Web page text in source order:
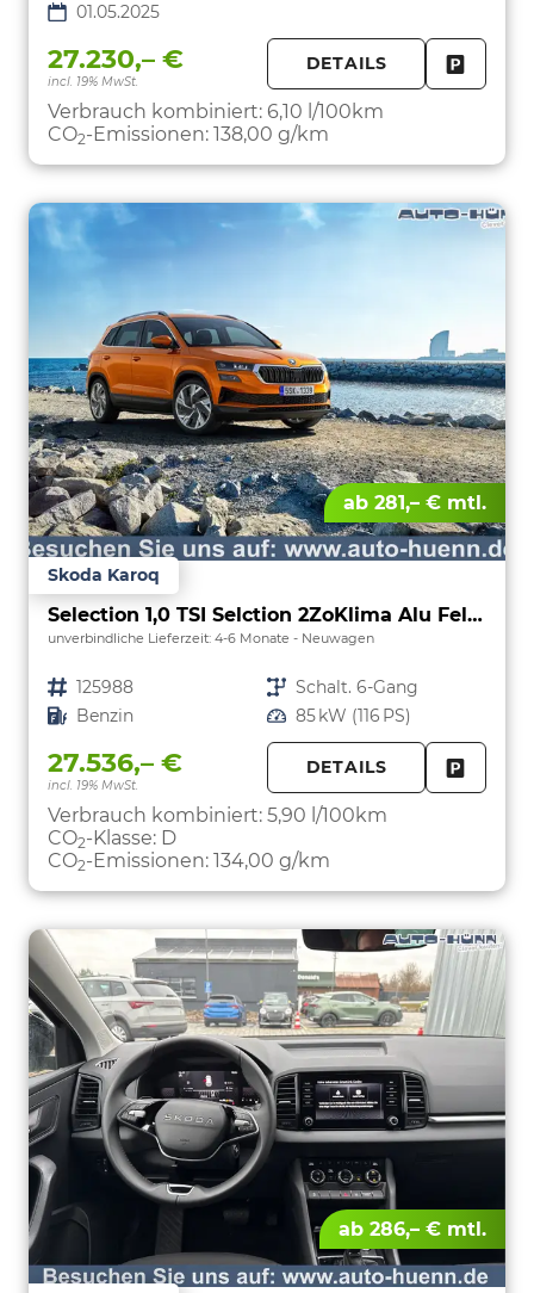
01.05.2025
27.230,– €
incl. 19% MwSt.
DETAILS
Verbrauch kombiniert: 6,10 l/100km
CO2-Emissionen: 138,00 g/km
ab 281,– € mtl.
Skoda Karoq
Selection 1,0 TSI Selction 2ZoKlima Alu Felgen 5J Garantie Sitzheizung LED Scheinwerfer Tempomat
unverbindliche Lieferzeit: 4-6 Monate Neuwagen
Fahrzeugnr. 125988 Getriebe Schalt. 6-Gang
Kraftstoff Benzin Leistung 85 kW (116 PS)
27.536,– €
incl. 19% MwSt.
DETAILS
Verbrauch kombiniert: 5,90 l/100km
CO2-Klasse: D
CO2-Emissionen: 134,00 g/km
ab 286,– € mtl.